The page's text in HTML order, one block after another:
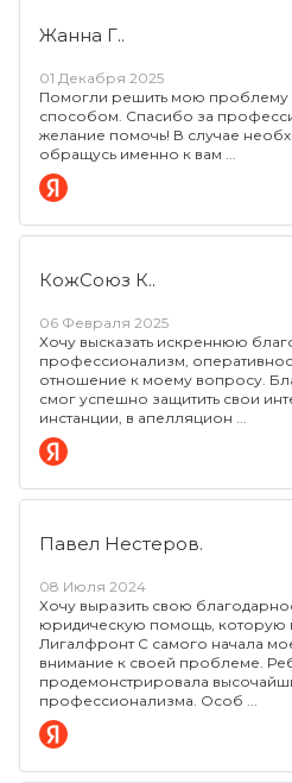
Жанна Г..
01 Декабря 2025
Помогли решить мою проблему
способом. Спасибо за
желание помочь! В случае
обращусь именно к вам
КожСоюз К..
06 Февраля 2025
Хочу высказать искреннюю
профессионализм,
отношение к моему вопросу.
смог успешно защитить свои
инстанции, в апелляцион
Павел Нестеров.
08 Июля 2024
Хочу выразить свою
юридическую помощь, которую
Лигалфронт С самого начала
внимание к своей проблеме.
продемонстрировала
профессионализма. Особ